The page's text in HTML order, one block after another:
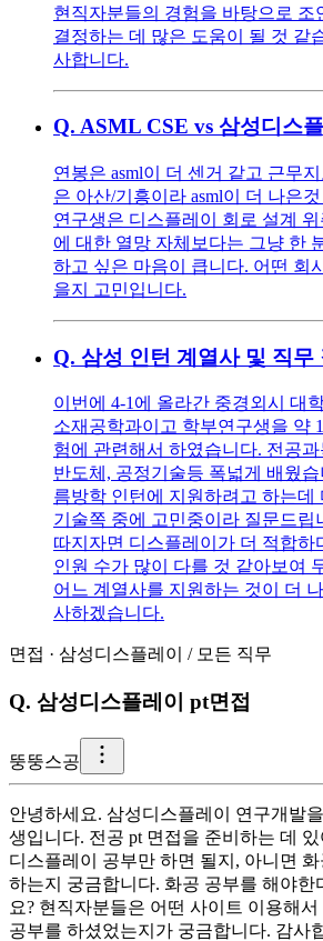
현직자분들의 경험을 바탕으로 조
결정하는 데 많은 도움이 될 것 같
사합니다.
Q. ASML CSE vs 삼성디스
연봉은 asml이 더 센거 같고 근무
은 아산/기흥이라 asml이 더 나은
연구생은 디스플레이 회로 설계
에 대한 열망 자체보다는 그냥 한
하고 싶은 마음이 큽니다. 어떤 회
을지 고민입니다.
Q. 삼성 인턴 계열사 및 직무
이번에 4-1에 올라간 중경외시 대
소재공학과이고 학부연구생을 약
험에 관련해서 하였습니다. 전공
반도체, 공정기술등 폭넓게 배웠
름방학 인턴에 지원하려고 하는데
기술쪽 중에 고민중이라 질문드립
따지자면 디스플레이가 더 적합하
인원 수가 많이 다를 것 같아보여
어느 계열사를 지원하는 것이 더
사하겠습니다.
면접 · 삼성디스플레이 / 모든 직무
Q. 삼성디스플레이 pt면접
뚱뚱스공
안녕하세요. 삼성디스플레이 연구개발
생입니다. 전공 pt 면접을 준비하는 데
디스플레이 공부만 하면 될지, 아니면
하는지 궁금합니다. 화공 공부를 해야한
요? 현직자분들은 어떤 사이트 이용해
공부를 하셨었는지가 궁금합니다. 감사